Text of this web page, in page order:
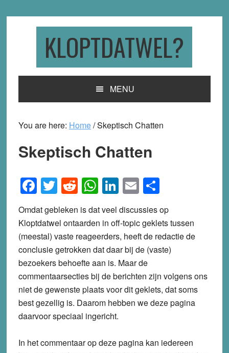
KLOPTDATWEL?
MENU
You are here: Home/Skeptisch Chatten
Skeptisch Chatten
Facebook
Twitter
Reddit
WhatsApp
LinkedIn
EmailShare
Omdat gebleken is dat veel discussies op
Kloptdatwel ontaarden in off-topic geklets tussen
(meestal) vaste reageerders, heeft de redactie de
conclusie getrokken dat daar bij de (vaste)
bezoekers behoefte aan is. Maar de
commentaarsecties bij de berichten zijn volgens ons
niet de gewenste plaats voor dit geklets, dat soms
best gezellig is. Daarom hebben we deze pagina
daarvoor speciaal ingericht.
In het commentaar op deze pagina kan iedereen